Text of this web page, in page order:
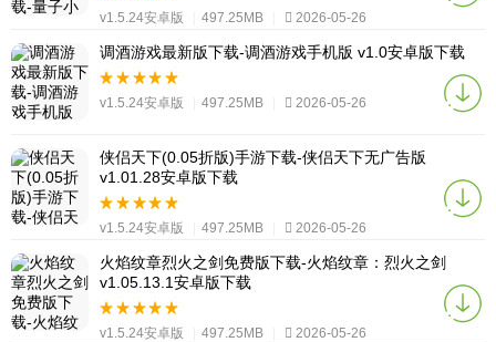
v1.5.24安卓版 497.25MB 2026-05-26
调酒游戏最新版下载-调酒游戏手机版 v1.0安卓版下载
v1.5.24安卓版 497.25MB 2026-05-26
侠侣天下(0.05折版)手游下载-侠侣天下无广告版
v1.01.28安卓版下载
v1.5.24安卓版 497.25MB 2026-05-26
火焰纹章烈火之剑免费版下载-火焰纹章：烈火之剑
v1.05.13.1安卓版下载
v1.5.24安卓版 497.25MB 2026-05-26